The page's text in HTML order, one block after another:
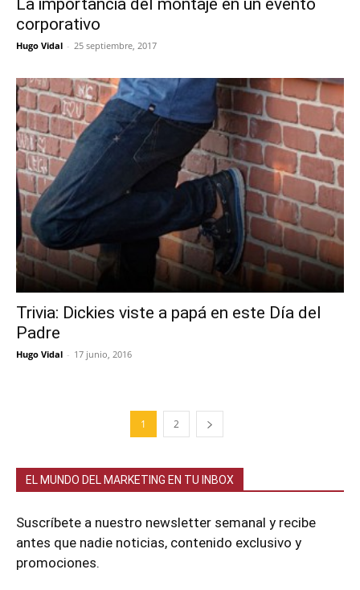
La importancia del montaje en un evento
corporativo
Hugo Vidal - 25 septiembre, 2017
Trivia: Dickies viste a papá en este Día del
Padre
Hugo Vidal - 17 junio, 2016
1 2
EL MUNDO DEL MARKETING EN TU INBOX
Suscríbete a nuestro newsletter semanal y recibe
antes que nadie noticias, contenido exclusivo y
promociones.